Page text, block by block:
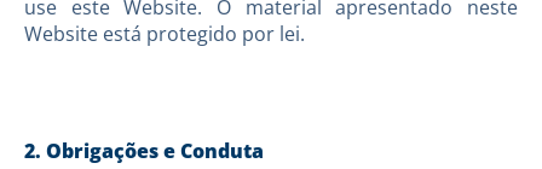
use este Website. O material apresentado neste
Website está protegido por lei.
2. Obrigações e Conduta